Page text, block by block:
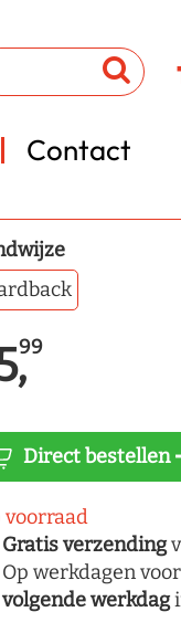
Contact
99
Direct bestellen
voorraad
Gratis verzending
Op werkdagen
volgende werkdag